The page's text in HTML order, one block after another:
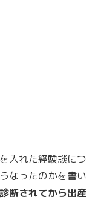
入れた経験談につ
なったのかを書い
断されてから出産